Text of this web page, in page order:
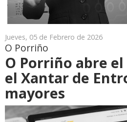
Jueves, 05 de Febrero de 2026
O Porriño
O Porriño abre
el Xantar de
mayores